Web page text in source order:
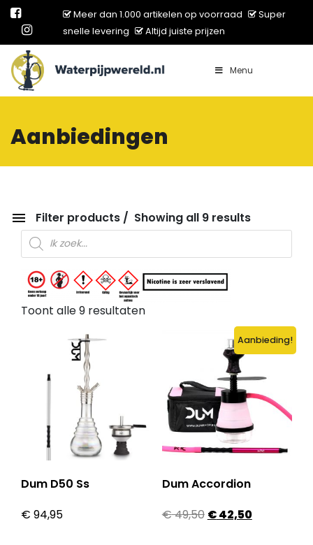
Meer dan 1.000 artikelen op voorraad
Super
snelle levering
Altijd juiste prijzen
Main Navigation Menu
Aanbiedingen
Filter products
Showing all 9 results
Producten zoeken
Toont alle 9 resultaten
Dum D50 Ss
€ 94,95
Aanbieding!
Dum Accordion
€49,50 Oorspronkelijke
€42,50Huidige